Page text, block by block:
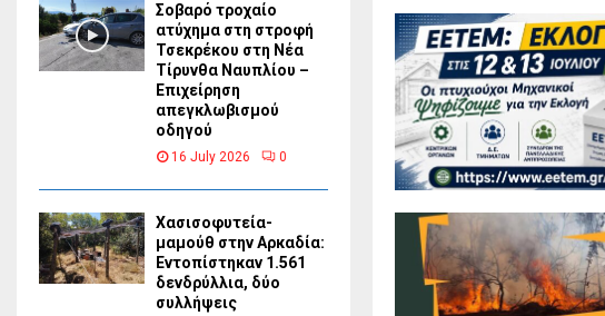
Σοβαρό τροχαίο
ατύχημα στη στροφή
Τσεκρέκου στη Νέα
Τίρυνθα Ναυπλίου –
Επιχείρηση
απεγκλωβισμού
οδηγού
16 July 2026 0
Χασισοφυτεία-
μαμούθ στην Αρκαδία:
Εντοπίστηκαν 1.561
δενδρύλλια, δύο
συλλήψεις